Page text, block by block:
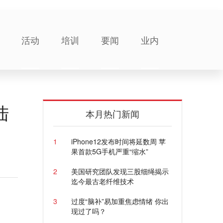
活动 培训 要闻 业内
本月热门新闻
1
iPhone12发布时间将延数周 苹
果首款5G手机严重“缩水”
2
美国研究团队发现三股细绳揭示
迄今最古老纤维技术
3
过度“脑补”易加重焦虑情绪 你出
现过了吗？